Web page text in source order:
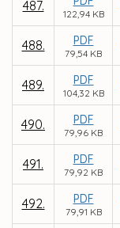
487.
122,94 KB
488. PDF
79,54 KB
489. PDF
104,32 KB
490. PDF
79,96 KB
491. PDF
79,92 KB
492. PDF
79,91 KB